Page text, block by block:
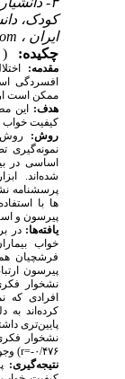
کودک،
ایران ،
چکیده:
مقدمه:اختلال
افسردگی
ممکن است
هدف:این
کیفیت خواب
روش‌:روش
شده‌اند.
پرسشنامه
ها با
پیرسون و
یافته‌ها:در
خواب
فرشچیان
نشخوار
افرادی که
کرده‌اند به
پایین‌تری
نشخوار
۰/۴۷۶- =
r) وجود
نتیجه‌گیری: